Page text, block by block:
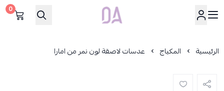
Dar Alamirat
0
الرئيسية المكياج عدسات لاصقة لون نمر من امارا